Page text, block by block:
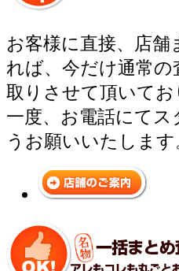
お客様に直接、店
れば、今だけ通常
取りさせて頂いて
一度、お電話にて
うお願いいたします